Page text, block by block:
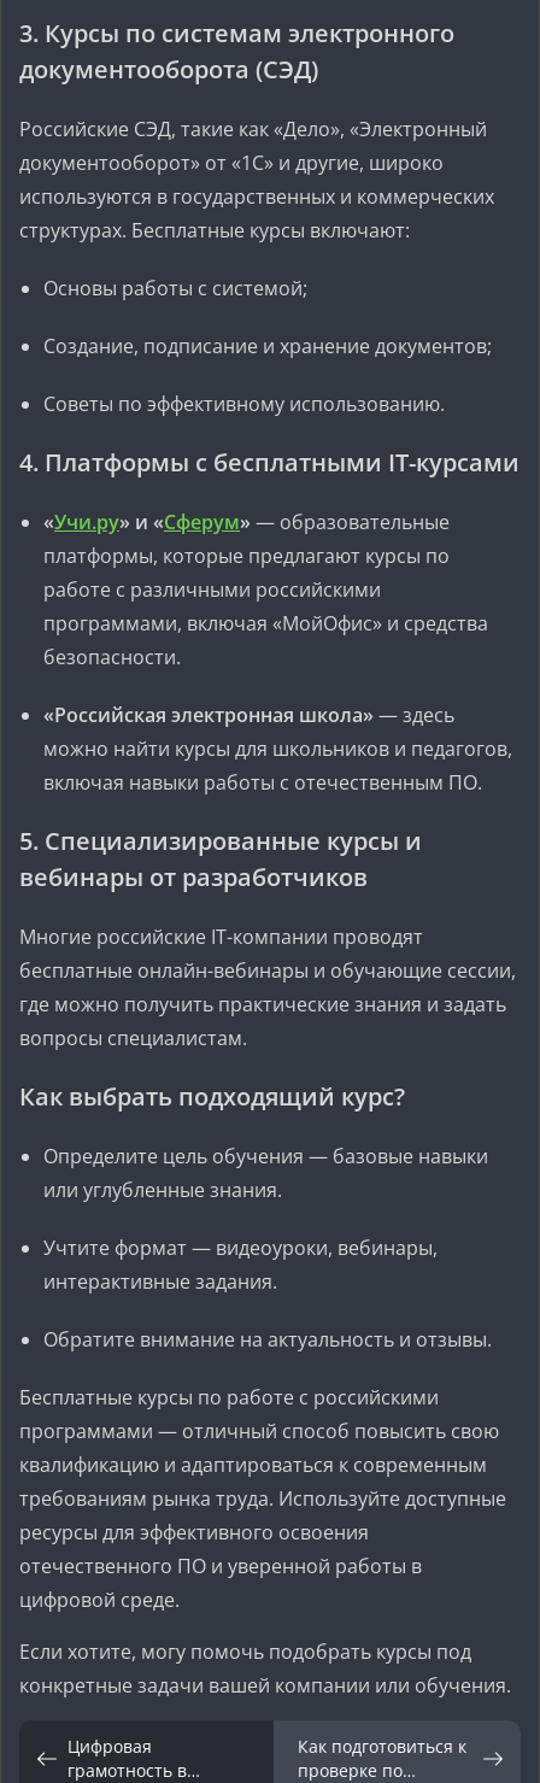
3. Курсы по системам электронного
документооборота (СЭД)
Российские СЭД, такие как «Дело», «Электронный
документооборот» от «1С» и другие, широко
используются в государственных и коммерческих
структурах. Бесплатные курсы включают:
Основы работы с системой;
Создание, подписание и хранение документов;
Советы по эффективному использованию.
4. Платформы с бесплатными IT-курсами
«Учи.ру» и «Сферум» — образовательные
платформы, которые предлагают курсы по
работе с различными российскими
программами, включая «МойОфис» и средства
безопасности.
«Российская электронная школа» — здесь
можно найти курсы для школьников и педагогов,
включая навыки работы с отечественным ПО.
5. Специализированные курсы и
вебинары от разработчиков
Многие российские IT-компании проводят
бесплатные онлайн-вебинары и обучающие сессии,
где можно получить практические знания и задать
вопросы специалистам.
Как выбрать подходящий курс?
Определите цель обучения — базовые навыки
или углубленные знания.
Учтите формат — видеоуроки, вебинары,
интерактивные задания.
Обратите внимание на актуальность и отзывы.
Бесплатные курсы по работе с российскими
программами — отличный способ повысить свою
квалификацию и адаптироваться к современным
требованиям рынка труда. Используйте доступные
ресурсы для эффективного освоения
отечественного ПО и уверенной работы в
цифровой среде.
Если хотите, могу помочь подобрать курсы под
конкретные задачи вашей компании или обучения.
Цифровая
грамотность в
Как подготовиться к
проверке по